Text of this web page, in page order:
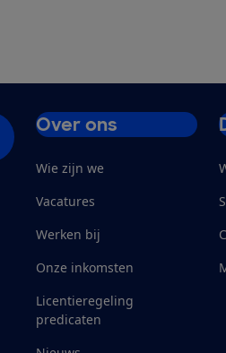
Over ons
Wie zijn we
Vacatures
Werken bij
Onze inkomsten
Licentieregeling
predicaten